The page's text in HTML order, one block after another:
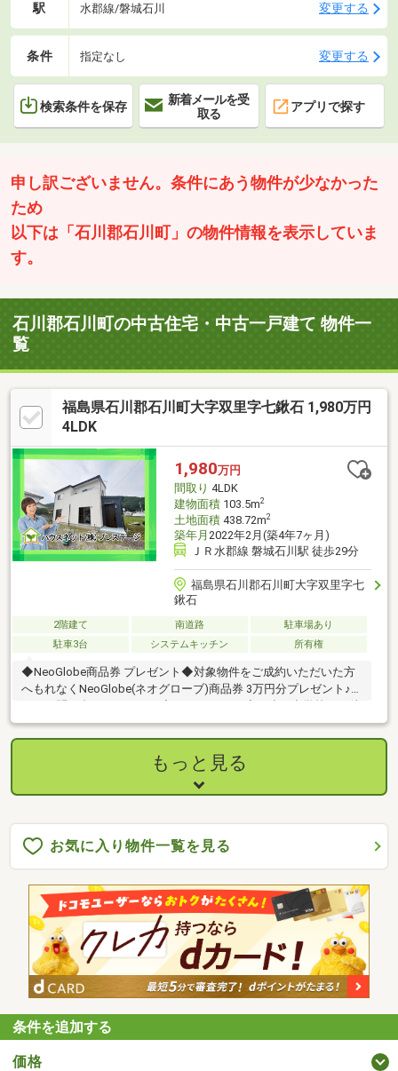
駅 水郡線/磐城石川 変更する
条件 指定なし 変更する
検索条件を保存
新着メールを受
取る
アプリで探す
申し訳ございません。条件にあう物件が少なかった
ため
以下は「石川郡石川町」の物件情報を表示していま
す。
石川郡石川町の中古住宅・中古一戸建て 物件一
覧
福島県石川郡石川町大字双里字七鍬石 1,980万円
4LDK
1,980万円
間取り 4LDK
建物面積103.5m2
土地面積438.72m2
築年月 2022年2月(築4年7ヶ月)
ＪＲ水郡線 磐城石川駅 徒歩29分
福島県石川郡石川町大字双里字七
鍬石
2階建て 南道路
駐車場あり
駐車3台
システムキッチン 所有権
◆NeoGlobe商品券 プレゼント◆対象物件をご成約いただいた方
へもれなくNeoGlobe(ネオグローブ)商品券 3万円分プレゼント♪詳
歩5分でお子様の通学も安心・敷地約132坪のゆとりある住まい・
未入居物件につき室内大変きれいです・広い敷地なのでお車の複
数台所有も来客時も安心・そのまま新生活をスタートできる住ま
い・リオン・ドール石川店まで徒歩5分で毎日の買い物便利◆周
辺環境◆・石川小学校 徒歩約5分・石川中学校 徒歩約4分◆弊
ます
もっと見る
お気に入り物件一覧を見る
条件を追加する
価格